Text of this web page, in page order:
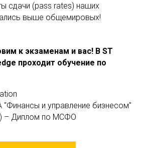
сдачи (pass rates) наших
выше общемировых!
к экзаменам и вас! В ST
проходит обучение по
"Финансы и управление бизнесом"
– Диплом по МСФО